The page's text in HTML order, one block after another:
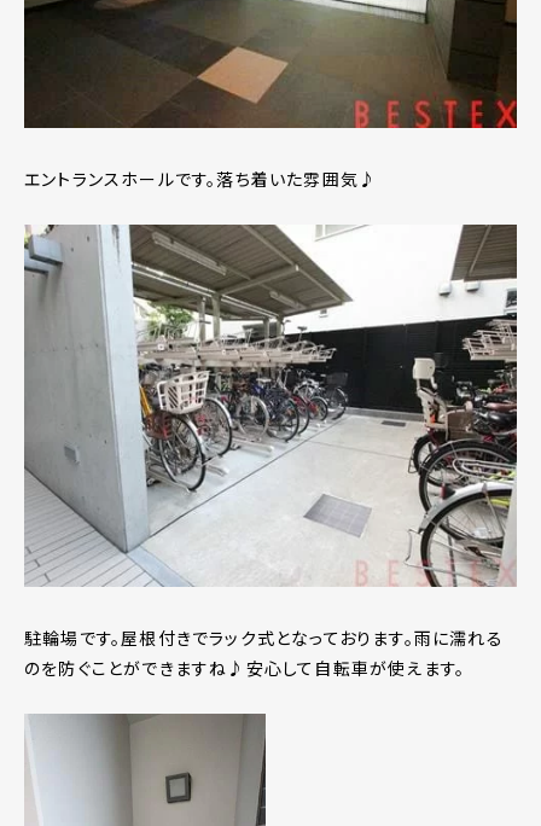
エントランスホールです。落ち着いた雰囲気♪
駐輪場です。屋根付きでラック式となっております。雨に濡れる
のを防ぐことができますね♪安心して自転車が使えます。